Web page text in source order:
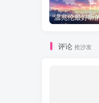
评论 抢沙发